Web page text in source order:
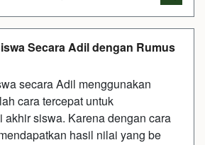
Secara Adil dengan Rumus
secara Adil menggunakan
cara tercepat untuk
akhir siswa. Karena dengan cara
hasil nilai yang be